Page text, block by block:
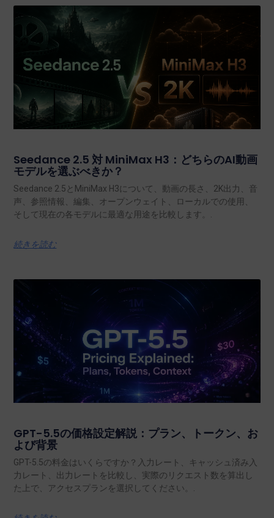
Seedance 2.5 対 MiniMax H3：どちらのAI動画
モデルを選ぶべきか？
Seedance 2.5とMiniMax H3について、動画の長さ、2K出力、音
声、参照情報、編集、オープンウェイト、ローカルでの使用、
そして現在の各モデルに最適な用途を比較します。.
続きを読む
GPT-5.5の価格設定解説：プラン、トークン、お
よび背景
GPT-5.5の料金はいくらですか？入力レート、キャッシュ済み入
力レート、出力レートを比較し、実際のリクエスト数を算出し
た上で、アクセスプランを選択してください。.